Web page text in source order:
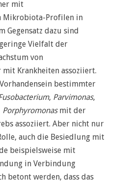
mit
Mikrobiota-Profilen in
Gegensatz dazu sind
Vielfalt der
von
mit Krankheiten assoziiert.
bestimmter
, Parvimonas,
Porphyromonasmit der
assoziiert. Aber nicht nur
auch die Besiedlung mit
beispielsweise mit
in Verbindung
betont werden, dass das